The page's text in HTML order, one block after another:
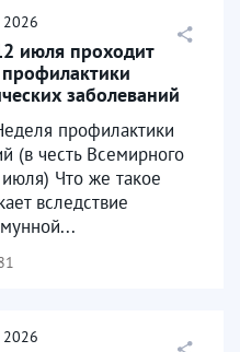
2026
июля проходит
заболеваний
профилактики
(в честь Всемирного
Что же такое
вследствие
2026